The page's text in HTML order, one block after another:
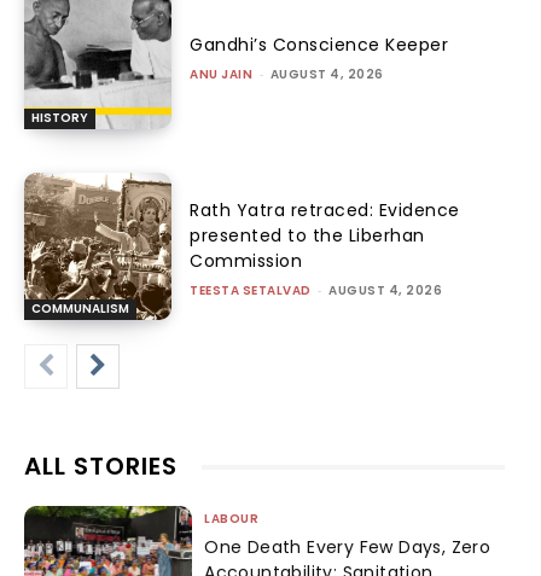
HISTORY
Gandhi’s Conscience Keeper
ANU JAIN - AUGUST 4, 2026
COMMUNALISM
Rath Yatra retraced: Evidence
presented to the Liberhan
Commission
TEESTA SETALVAD - AUGUST 4, 2026
ALL STORIES
LABOUR
One Death Every Few Days, Zero